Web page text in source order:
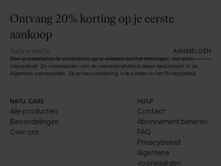
NATU.CARE
Alle producten
Beoordelingen
Over ons
HULP
Contact
Abonnement beheren
FAQ
Privacybeleid
Algemene
voorwaarden
Ontvang 20% korting op je eerste
aankoop
AANMELDEN
Door je e‑mailadres te verstrekken, ga je akkoord met het ontvangen van onze
nieuwsbrief. De voorwaarden van de nieuwsbriefdienst staan beschreven in de
Algemene voorwaarden. De privacyverklaring is te vinden in het Privacybeleid.